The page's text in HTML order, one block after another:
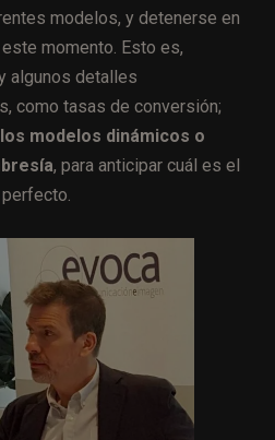
modelos, y detenerse en
momento. Esto es,
algunos detalles
como tasas de conversión;
modelos dinámicos o
, para anticipar cuál es el